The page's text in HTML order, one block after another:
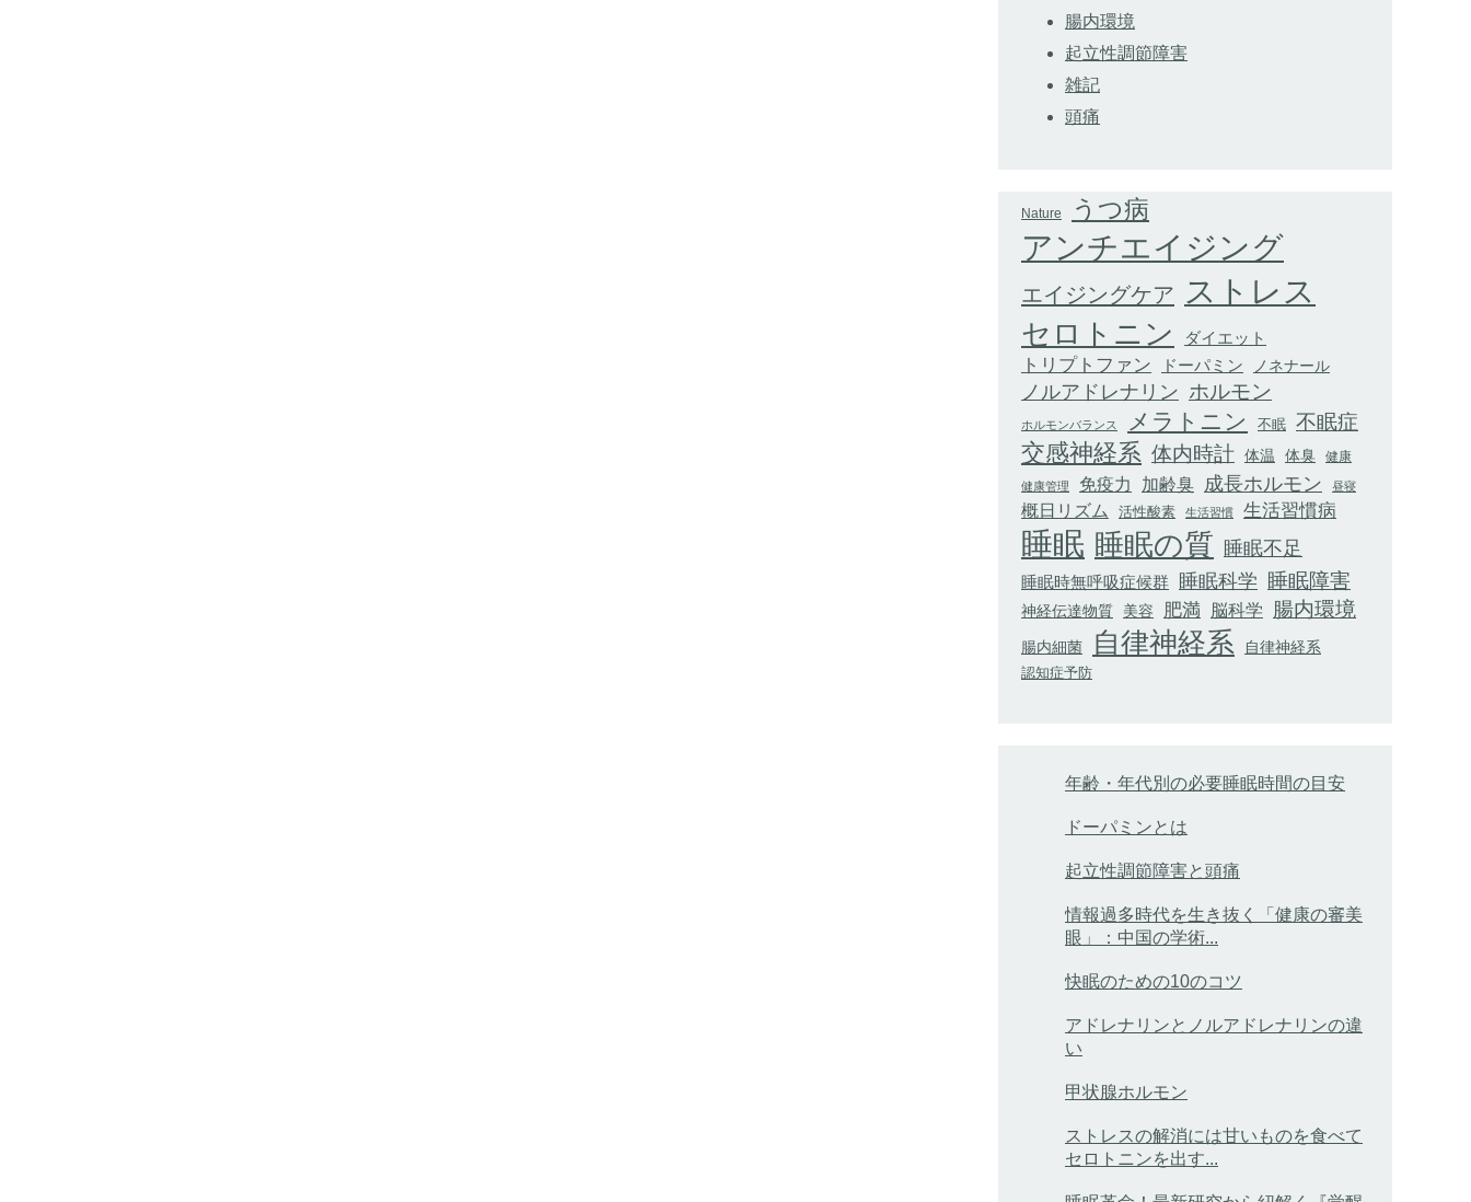
腸内環境
起立性調節障害
雑記
頭痛
Nature うつ病
アンチエイジング
エイジングケア ストレス
セロトニン ダイエット
トリプトファン ドーパミン ノネナール
ノルアドレナリン ホルモン
ホルモンバランス メラトニン 不眠 不眠症
交感神経系 体内時計 体温 体臭 健康
健康管理 免疫力 加齢臭 成長ホルモン 昼寝
概日リズム 活性酸素 生活習慣 生活習慣病
睡眠 睡眠の質 睡眠不足
睡眠時無呼吸症候群 睡眠科学 睡眠障害
神経伝達物質 美容 肥満 脳科学 腸内環境
腸内細菌 自律神経系
自律神経系
認知症予防
年齢・年代別の必要睡眠時間の目安
ドーパミンとは
起立性調節障害と頭痛
情報過多時代を生き抜く「健康の審美
眼」：中国の学術...
快眠のための10のコツ
アドレナリンとノルアドレナリンの違
い
甲状腺ホルモン
ストレスの解消には甘いものを食べて
セロトニンを出す...